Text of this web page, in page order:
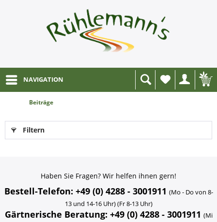
NAVIGATION
Wunschliste
Beiträge
Filtern
Haben Sie Fragen? Wir helfen ihnen gern!
Bestell-Telefon: +49 (0) 4288 - 3001911 (Mo - Do von 8-
13 und 14-16 Uhr) (Fr 8-13 Uhr)
Gärtnerische Beratung: +49 (0) 4288 - 3001911 (Mi